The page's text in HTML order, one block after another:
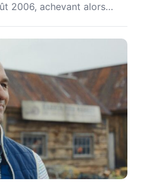
2006, achevant alors…